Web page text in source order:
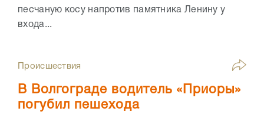
песчаную косу напротив памятника Ленину у
входа...
Происшествия
В Волгограде водитель «Приоры»
погубил пешехода